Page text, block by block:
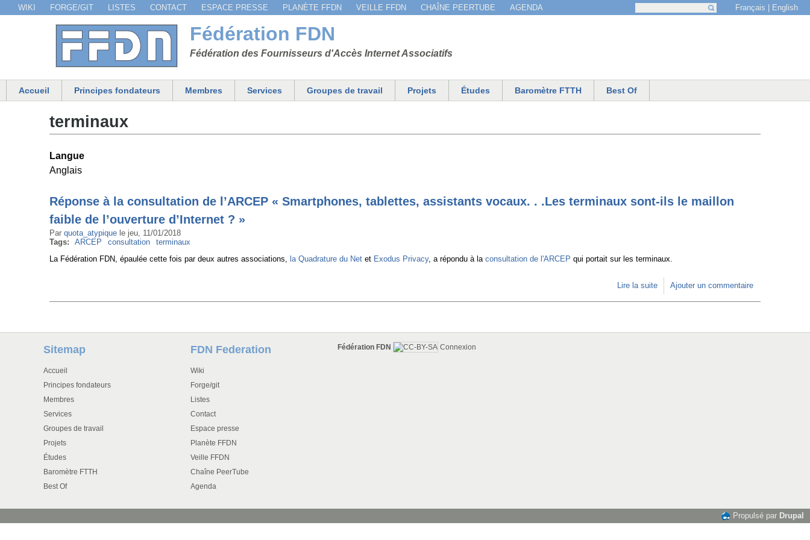
Jump to navigation
Fédération FDN
Fédération des Fournisseurs d'Accès Internet Associatifs
Menu secondaire
WIKI FORGE/GIT LISTES CONTACT ESPACE PRESSE PLANÈTE FFDN VEILLE FFDN CHAÎNE PEERTUBE AGENDA
Formulaire de recherche
Français English
Menu principal
Accueil Principes fondateurs Membres Services Groupes de travail Projets Études Baromètre FTTH Best Of
terminaux
Langue
Anglais
Réponse à la consultation de l’ARCEP « Smartphones, tablettes, assistants vocaux. . .Les terminaux sont-ils le maillon
faible de l’ouverture d’Internet ? »
Par quota_atypique le jeu, 11/01/2018
Tags:
ARCEP consultation
terminaux
La Fédération FDN, épaulée cette fois par deux autres associations, la Quadrature du Net et Exodus Privacy, a répondu à la consultation de l'ARCEP qui portait sur les terminaux.
Lire la suite de Réponse à la consultation
de l’ARCEP « Smartphones,
Ajouter un commentaire
Sitemap
Accueil
Principes fondateurs
Membres
Services
Groupes de travail
Projets
Études
Baromètre FTTH
Best Of
FDN Federation
Wiki
Forge/git
Listes
Contact
Espace presse
Planète FFDN
Veille FFDN
Chaîne PeerTube
Agenda
Fédération FDN Connexion
Propulsé par Drupal